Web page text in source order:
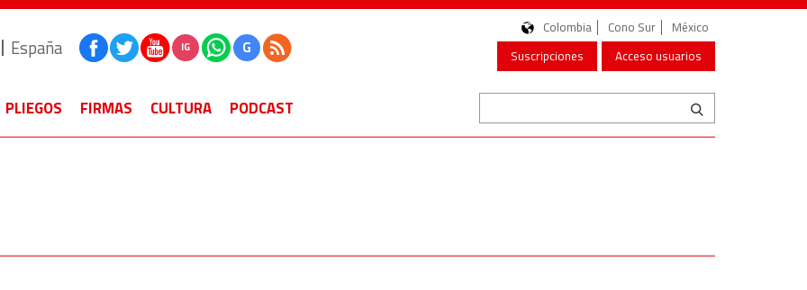
España IG G
Colombia Cono Sur
México
Suscripciones
Acceso usuarios
PLIEGOS FIRMAS CULTURA PODCAST